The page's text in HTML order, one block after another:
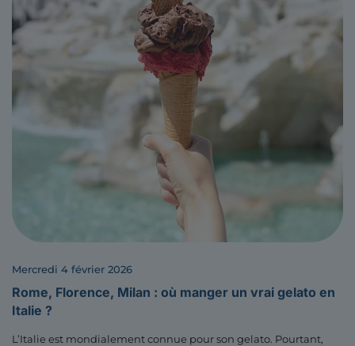
mercredi 4 février 2026
Rome, Florence, Milan : où manger un vrai gelato en
Italie ?
L’Italie est mondialement connue pour son gelato. Pourtant,